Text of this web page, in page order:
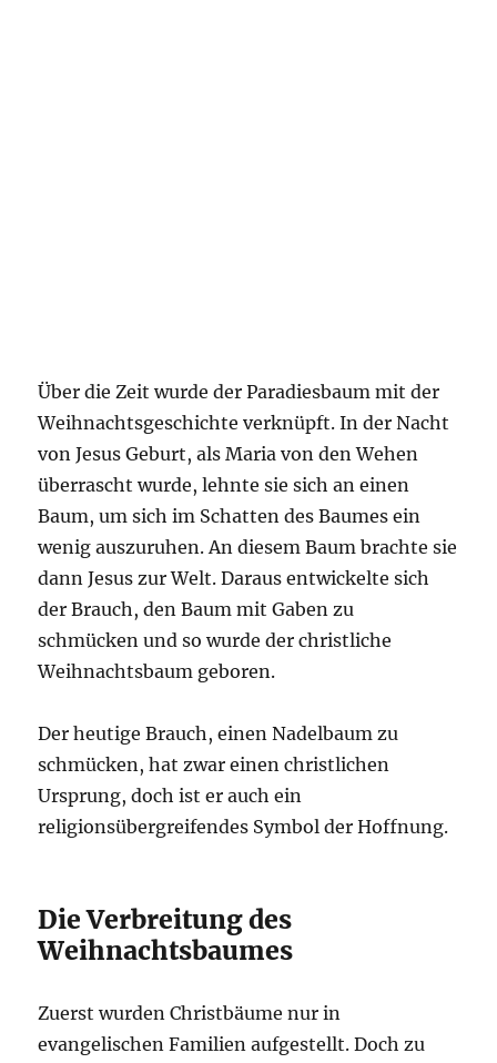
Über die Zeit wurde der Paradiesbaum mit der
Weihnachtsgeschichte verknüpft. In der Nacht
von Jesus Geburt, als Maria von den Wehen
überrascht wurde, lehnte sie sich an einen
Baum, um sich im Schatten des Baumes ein
wenig auszuruhen. An diesem Baum brachte sie
dann Jesus zur Welt. Daraus entwickelte sich
der Brauch, den Baum mit Gaben zu
schmücken und so wurde der christliche
Weihnachtsbaum geboren.
Der heutige Brauch, einen Nadelbaum zu
schmücken, hat zwar einen christlichen
Ursprung, doch ist er auch ein
religionsübergreifendes Symbol der Hoffnung.
Die Verbreitung des
Weihnachtsbaumes
Zuerst wurden Christbäume nur in
evangelischen Familien aufgestellt. Doch zu